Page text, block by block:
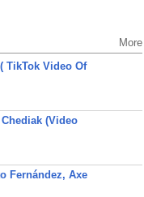
More
TikTok Video Of
(Video
Fernández, Axe